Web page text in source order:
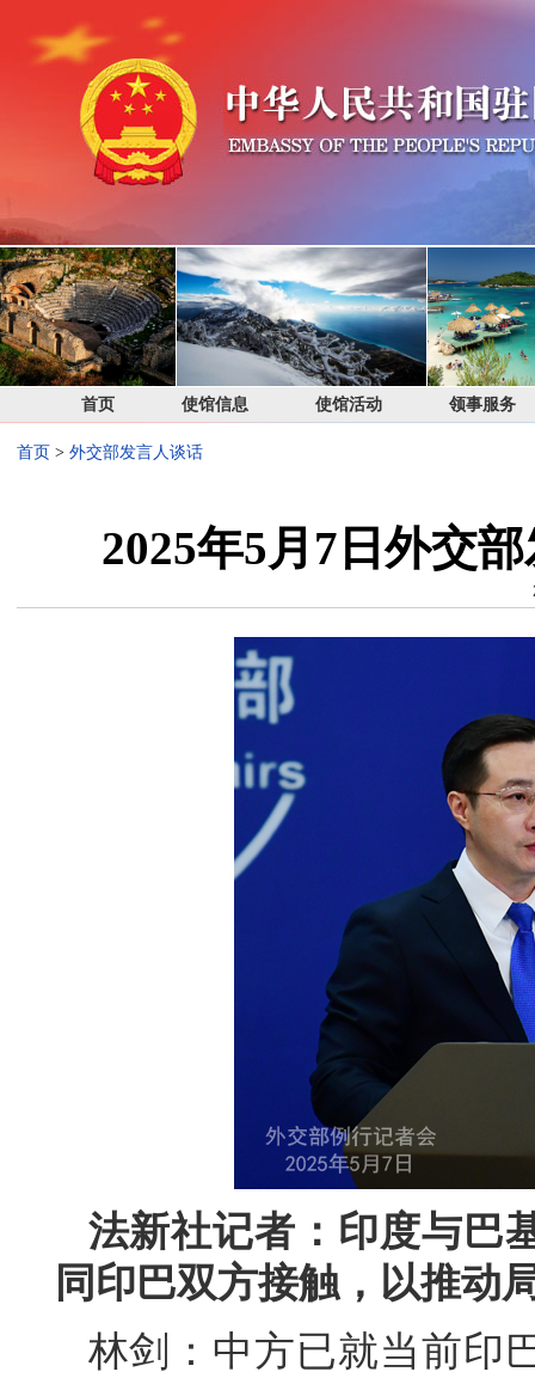
首页 使馆信息 使馆活动 领事服务
首页 > 外交部发言人谈话
2025年5月7日外交
法新社记者：印度与巴
同印巴双方接触，以推动
林剑：中方已就当前印